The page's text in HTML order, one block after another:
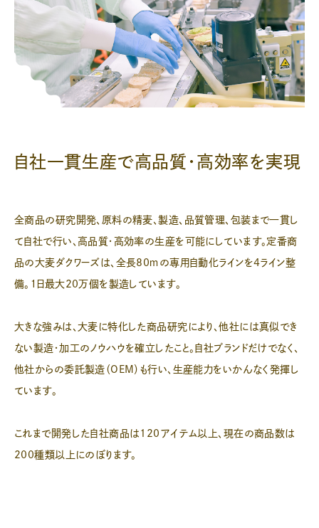
自社一貫生産で高品質・高効率を実現
全商品の研究開発、原料の精麦、製造、品質管理、包装まで一貫し
て自社で行い、高品質・高効率の生産を可能にしています。定番商
品の大麦ダクワーズは、全長80ｍの専用自動化ラインを4ライン整
備。１日最大20万個を製造しています。
大きな強みは、大麦に特化した商品研究により、他社には真似でき
ない製造・加工のノウハウを確立したこと。自社ブランドだけでなく、
他社からの委託製造（OEM）も行い、生産能力をいかんなく発揮し
ています。
これまで開発した自社商品は120アイテム以上、現在の商品数は
200種類以上にのぼります。